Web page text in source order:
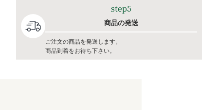
step5
商品の発送
ご注文の商品を発送します。
商品到着をお待ち下さい。